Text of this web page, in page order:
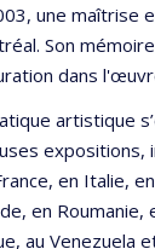
une maîtrise
Son
dans
artistique
expositions,
en Italie,
en Roumanie,
au Venezuela